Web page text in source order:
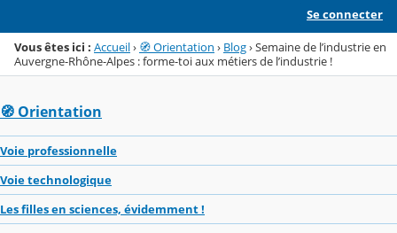
Se connecter
Vous êtes ici : Accueil› 🧭 Orientation › Blog›Semaine de l’industrie en
Auvergne-Rhône-Alpes : forme-toi aux métiers de l’industrie !
🧭 Orientation
Voie professionnelle
Voie technologique
Les filles en sciences, évidemment !